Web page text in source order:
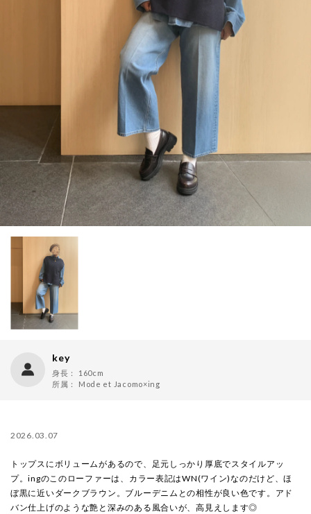
key
身長：
160cm
所属： Mode et Jacomo×ing
2026.03.07
トップスにボリュームがあるので、足元しっかり厚底でスタイルアッ
プ。ingのこのローファーは、カラー表記はWN(ワイン)なのだけど、ほ
ぼ黒に近いダークブラウン。ブルーデニムとの相性が良い色です。アド
バン仕上げのような艶と深みのある風合いが、高見えします◎